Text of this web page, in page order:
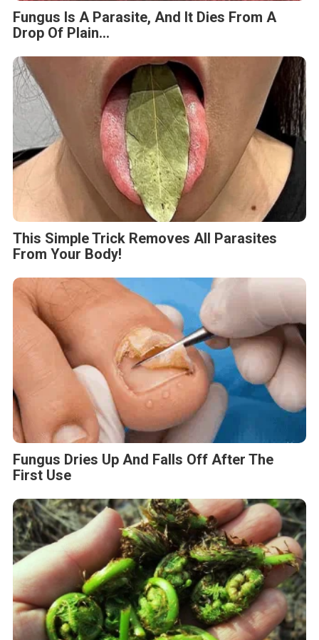
Fungus Is A Parasite, And It Dies From A
Drop Of Plain...
This Simple Trick Removes All Parasites
From Your Body!
Fungus Dries Up And Falls Off After The
First Use